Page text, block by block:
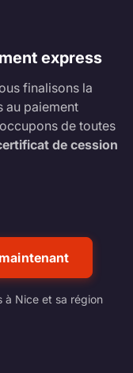
express
finalisons la
au paiement
de toutes
de cession
à Nice et sa région